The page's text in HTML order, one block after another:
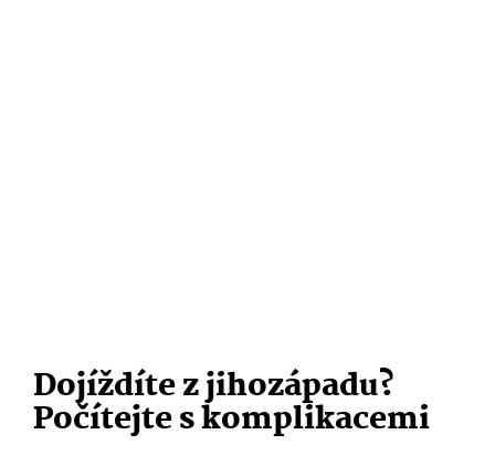
Dojíždíte z jihozápadu?
Počítejte s komplikacemi